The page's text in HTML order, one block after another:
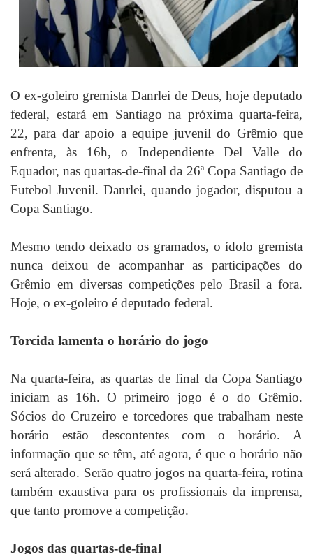
O ex-goleiro gremista Danrlei de Deus, hoje deputado
federal, estará em Santiago na próxima quarta-feira,
22, para dar apoio a equipe juvenil do Grêmio que
enfrenta, às 16h, o Independiente Del Valle do
Equador, nas quartas-de-final da 26ª Copa Santiago de
Futebol Juvenil. Danrlei, quando jogador, disputou a
Copa Santiago.
Mesmo tendo deixado os gramados, o ídolo gremista
nunca deixou de acompanhar as participações do
Grêmio em diversas competições pelo Brasil a fora.
Hoje, o ex-goleiro é deputado federal.
Torcida lamenta o horário do jogo
Na quarta-feira, as quartas de final da Copa Santiago
iniciam as 16h. O primeiro jogo é o do Grêmio.
Sócios do Cruzeiro e torcedores que trabalham neste
horário estão descontentes com o horário. A
informação que se têm, até agora, é que o horário não
será alterado. Serão quatro jogos na quarta-feira, rotina
também exaustiva para os profissionais da imprensa,
que tanto promove a competição.
Jogos das quartas-de-final